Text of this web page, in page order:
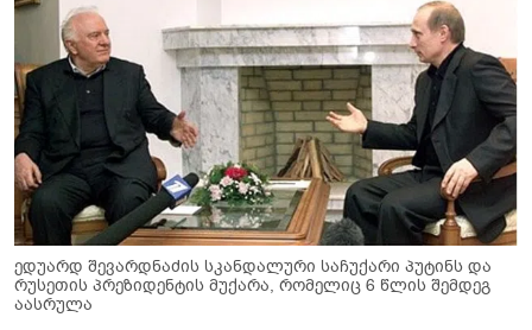
ედუარდ შევარდნაძის სკანდალური საჩუქარი პუტინს და
რუსეთის პრეზიდენტის მუქარა, რომელიც 6 წლის შემდეგ
აასრულა